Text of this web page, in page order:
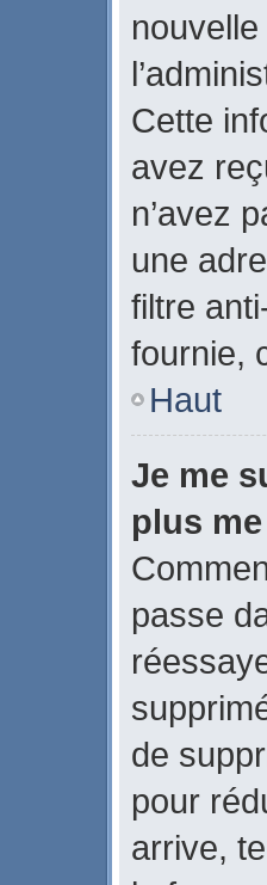
Cette
avez
n’avez
une
filtre
fournie,
Haut
Je me
plus
passe
de
pour
arrive,